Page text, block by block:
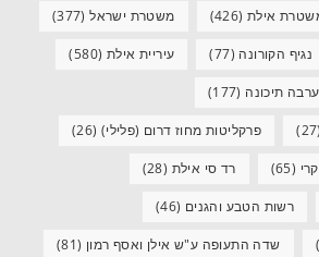
אילת (426) משטרת ישראל(377)
נגיף הקורונה (77) עיריית אילת (580)
ערבה תיכונה (177)
פרקליטות מחוז דרום (פלילי) (26)
(65) רד סי אילת (28)
רשות הטבע והגנים (46)
שדה התעופה ע"ש אילן ואסף רמון (81)